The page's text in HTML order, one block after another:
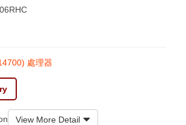
處理器
View More Detail